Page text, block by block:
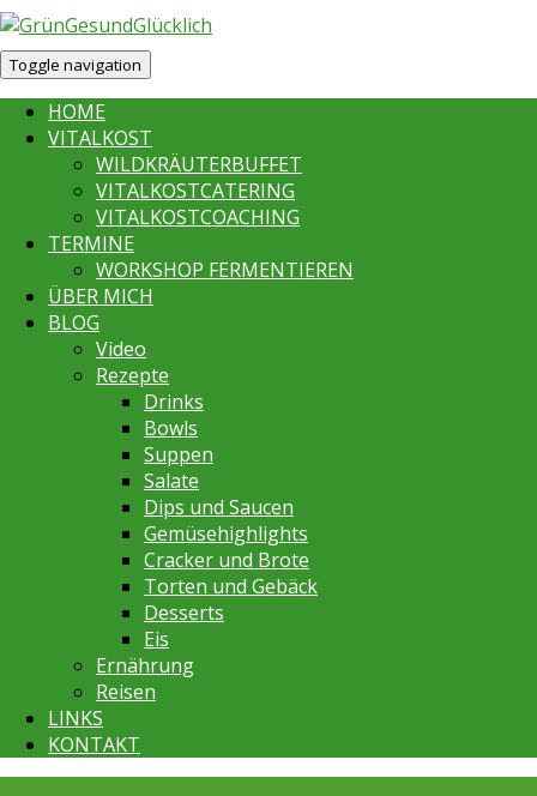
Toggle navigation
HOME
VITALKOST
WILDKRÄUTERBUFFET
VITALKOSTCATERING
VITALKOSTCOACHING
TERMINE
WORKSHOP FERMENTIEREN
ÜBER MICH
BLOG
Video
Rezepte
Drinks
Bowls
Suppen
Salate
Dips und Saucen
Gemüsehighlights
Cracker und Brote
Torten und Gebäck
Desserts
Eis
Ernährung
Reisen
LINKS
KONTAKT